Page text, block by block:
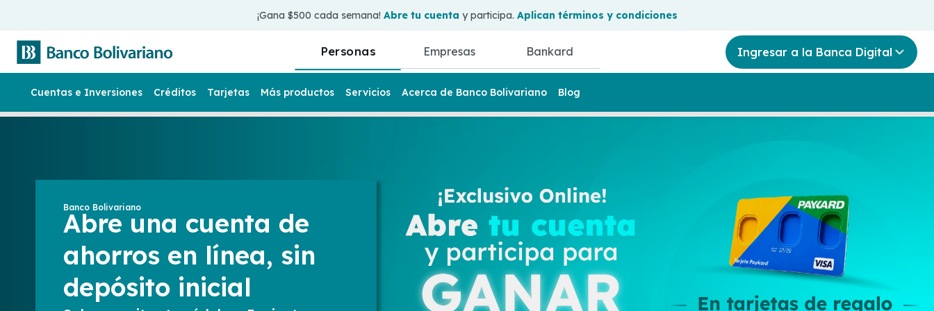
¡Gana $500 cada semana! Abre tu cuenta y participa. Aplican términos y condiciones
Personas Empresas Bankard Ingresar a la Banca Digital
Cuentas e Inversiones Créditos Tarjetas Más productos Servicios Acerca de Banco Bolivariano Blog
Banco Bolivariano
Abre una cuenta de
ahorros en línea, sin
depósito inicial